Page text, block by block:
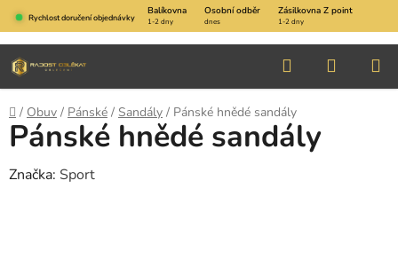
Přejít
na
obsah
Rychlost doručení objednávky
Balíkovna Osobní odběr Zásilkovna Z point
1-2 dny dnes 1-2 dny
Hledat
KOŠÍK
Domů
/ Obuv / Pánské / Sandály / Pánské hnědé sandály
Pánské hnědé sandály
Značka: Sport